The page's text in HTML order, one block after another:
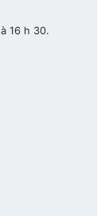
16 h 30.